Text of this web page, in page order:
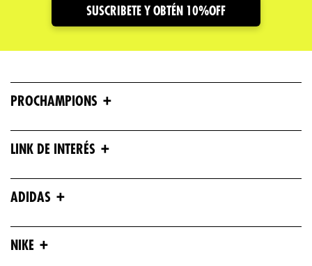
SUSCRIBETE Y OBTÉN 10%OFF
PROCHAMPIONS +
LINK DE INTERÉS +
ADIDAS +
NIKE +